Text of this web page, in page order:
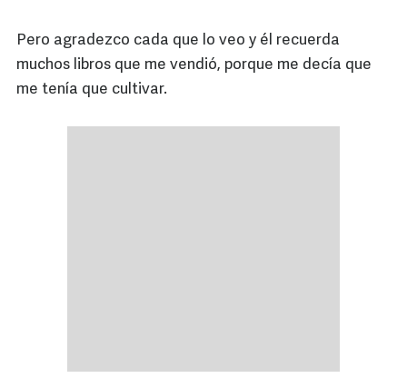
Pero agradezco cada que lo veo y él recuerda
muchos libros que me vendió, porque me decía que
me tenía que cultivar.